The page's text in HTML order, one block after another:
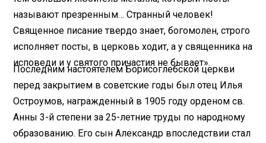
называют презренным… Странный человек!
Священное писание твердо знает, богомолен, строго
исполняет посты, в церковь ходит, а у священника на
исповеди и у святого причастия не бывает».
Последним настоятелем Борисоглебской церкви
перед закрытием в советские годы был отец Илья
Остроумов, награжденный в 1905 году орденом св.
Анны 3-й степени за 25-летние труды по народному
образованию. Его сын Александр впоследствии стал